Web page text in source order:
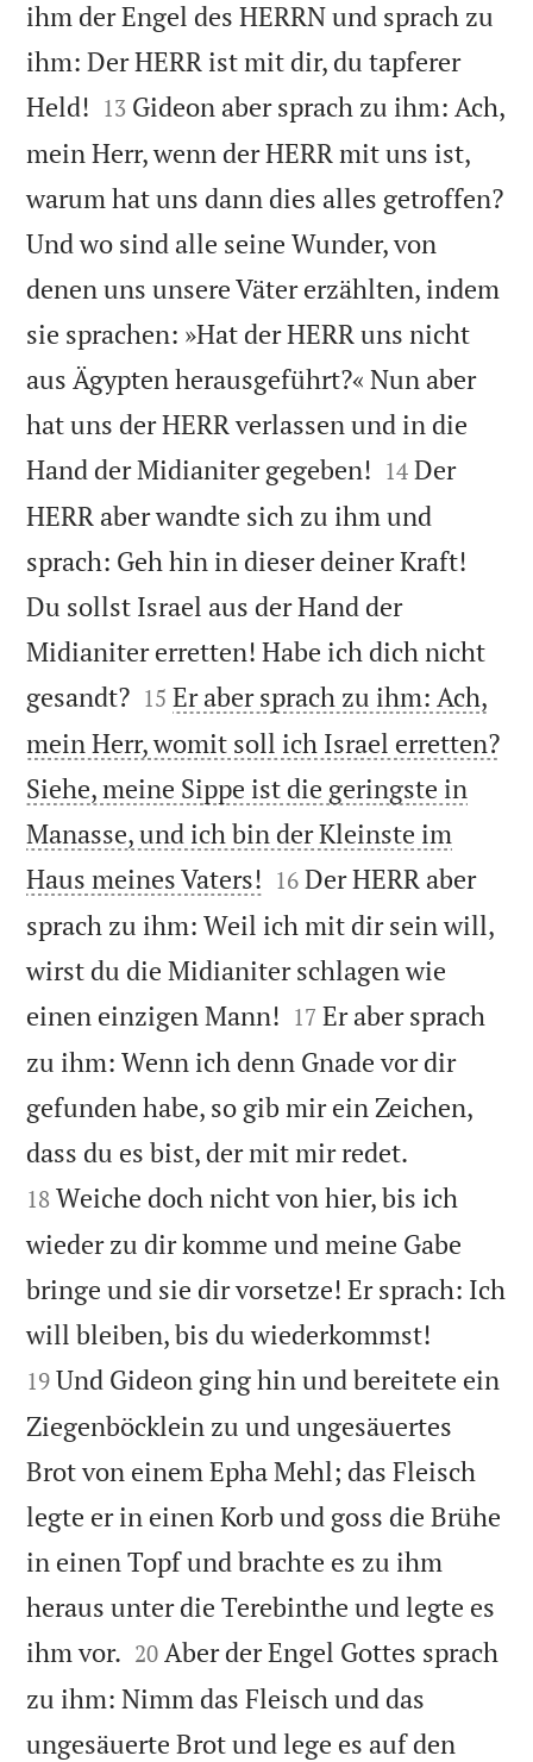
ihm der Engel des HERRN und sprach zu
ihm: Der HERR ist mit dir, du tapferer
Held! 

13 Gideon aber sprach zu ihm: Ach,
mein Herr, wenn der HERR mit uns ist,
warum hat uns dann dies alles getroffen?
Und wo sind alle seine Wunder, von
denen uns unsere Väter erzählten, indem
sie sprachen: »Hat der HERR uns nicht
aus Ägypten herausgeführt?« Nun aber
hat uns der HERR verlassen und in die
Hand der Midianiter gegeben! 

14 Der
HERR aber wandte sich zu ihm und
sprach: Geh hin in dieser deiner Kraft!
Du sollst Israel aus der Hand der
Midianiter erretten! Habe ich dich nicht
gesandt?
15 Er aber sprach zu ihm: Ach,
mein Herr, womit soll ich Israel erretten?
Siehe, meine Sippe ist die geringste in
Manasse, und ich bin der Kleinste im
Haus meines Vaters! 

16 Der HERR aber
sprach zu ihm: Weil ich mit dir sein will,
wirst du die Midianiter schlagen wie
einen einzigen Mann! 

17 Er aber sprach
zu ihm: Wenn ich denn Gnade vor dir
gefunden habe, so gib mir ein Zeichen,
dass du es bist, der mit mir redet.
18 Weiche doch nicht von hier, bis ich
wieder zu dir komme und meine Gabe
bringe und sie dir vorsetze! Er sprach: Ich
will bleiben, bis du wiederkommst!
19 Und Gideon ging hin und bereitete ein
Ziegenböcklein zu und ungesäuertes
Brot von einem Epha Mehl; das Fleisch
legte er in einen Korb und goss die Brühe
in einen Topf und brachte es zu ihm
heraus unter die Terebinthe und legte es
ihm vor. 

20 Aber der Engel Gottes sprach
zu ihm: Nimm das Fleisch und das
ungesäuerte Brot und lege es auf den